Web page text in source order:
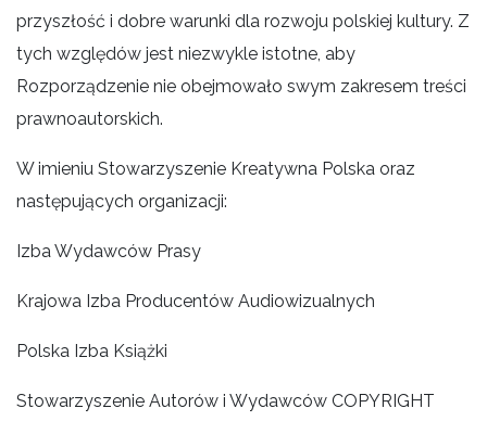
przyszłość i dobre warunki dla rozwoju polskiej kultury. Z
tych względów jest niezwykle istotne, aby
Rozporządzenie nie obejmowało swym zakresem treści
prawnoautorskich.
W imieniu Stowarzyszenie Kreatywna Polska oraz
następujących organizacji:
Izba Wydawców Prasy
Krajowa Izba Producentów Audiowizualnych
Polska Izba Książki
Stowarzyszenie Autorów i Wydawców COPYRIGHT